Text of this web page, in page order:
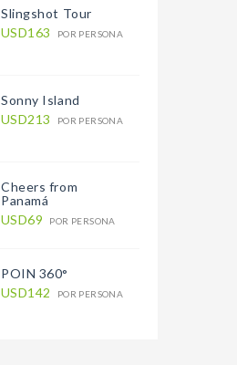
Slingshot Tour
USD163
POR PERSONA
Sonny Island
USD213
POR PERSONA
Cheers from
Panamá
USD69
POR PERSONA
POIN 360°
USD142
POR PERSONA